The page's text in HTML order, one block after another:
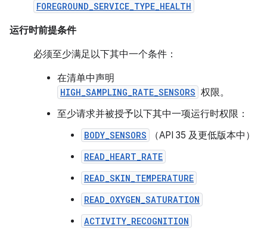
FOREGROUND_SERVICE_TYPE_HEALTH
运行时前提条件
必须至少满足以下其中一个条件：
在清单中声明
HIGH_SAMPLING_RATE_SENSORS 权限。
至少请求并被授予以下其中一项运行时权限：
BODY_SENSORS （API 35 及更低版本中）
READ_HEART_RATE
READ_SKIN_TEMPERATURE
READ_OXYGEN_SATURATION
ACTIVITY_RECOGNITION